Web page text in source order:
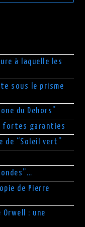
à laquelle les
sous le prisme
du Dehors”
fortes garanties
de “Soleil vert”
de Pierre
Orwell : une